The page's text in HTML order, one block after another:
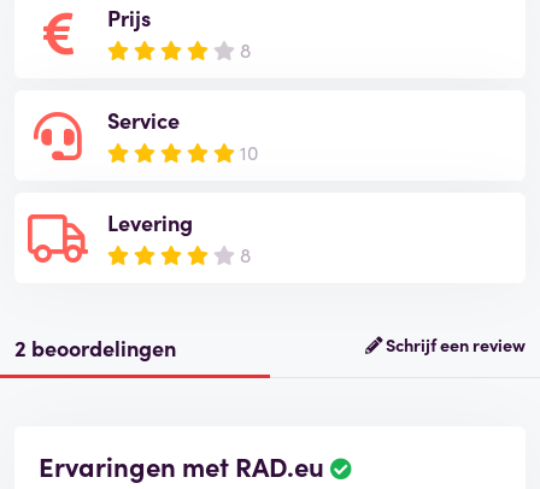
Prijs
8
Service
10
Levering
8
2 beoordelingen Schrijf een review
Ervaringen met RAD.eu